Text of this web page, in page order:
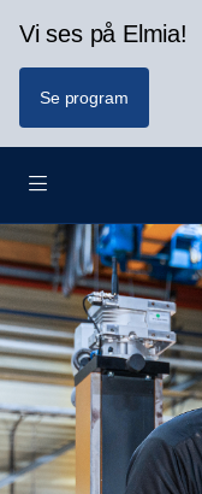
Vi ses på Elmia!
Se program